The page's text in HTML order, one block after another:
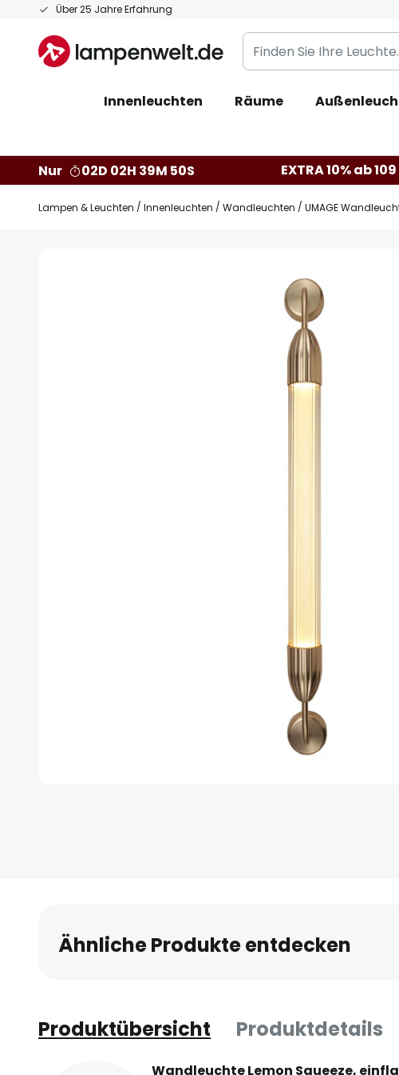
Über 25 Jahre Erfahrung
Zum
springen
Finden
Sie
Leuchte...
Innenleuchten Räume
Nur
02D 02H 39M 49S EXTRA 10% ab
Lampen & Leuchten Innenleuchten Wandleuchten UMAGE
Ähnliche Produkte entdecken
Produktübersicht Produktdetails
Wandleuchte Lemon Squeeze,